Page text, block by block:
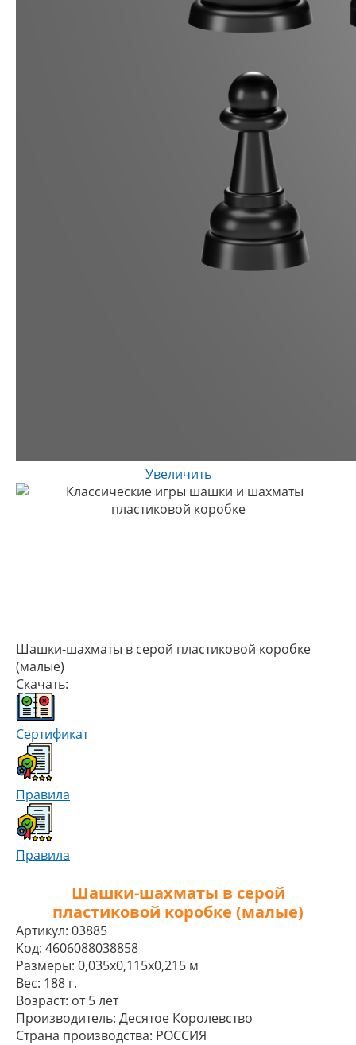
Увеличить
Шашки-шахматы в серой пластиковой коробке
(малые)
Скачать:
Сертификат
Правила
Правила
Шашки-шахматы в серой
пластиковой коробке (малые)
Артикул: 03885
Код: 4606088038858
Размеры: 0,035x0,115x0,215 м
Вес: 188 г.
Возраст: от 5 лет
Производитель: Десятое Королевство
Страна производства: РОССИЯ